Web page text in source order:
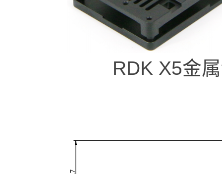
RDK X5金